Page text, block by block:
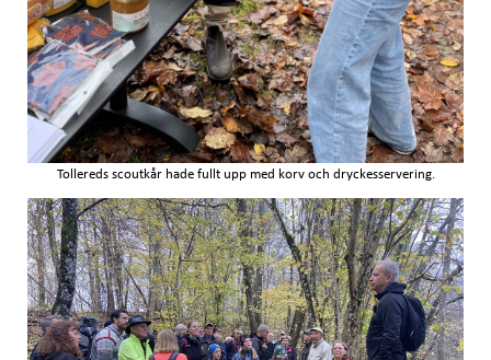
Tollereds scoutkår hade fullt upp med korv och dryckesservering.